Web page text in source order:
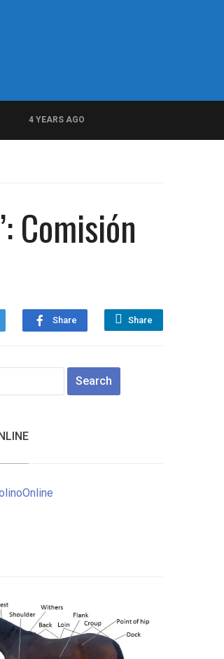
4 YEARS AGO
Comisión
Share Share